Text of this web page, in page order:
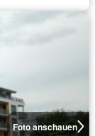
Foto anschauen